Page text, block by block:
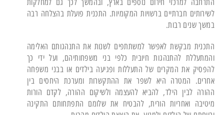
לשירותים חברתיים ברשויות המקומיות. התכנית פועלת בהצלחה רבה
במשך שנים רבות.
התכנית מבקשת לאפשר למשתתפים לשנות את התנהגותם האלימה
והמתעללת להתנהגות חיובית כלפי בני משפחותיהם, ועל ידי כך
להפסיק את המקרים של התעללות ופגיעה בילדים או בבני משפחה
אחרים. המטרה היא לשפר את ההתקשרות ומערכת היחסים בין
ההורה לבין הילד, להביא להעצמה ולשיקום ההורה, לקדם הורות
מיטיבה ואחריות הורית, להבטיח את שלומם התפתחותם התקינה